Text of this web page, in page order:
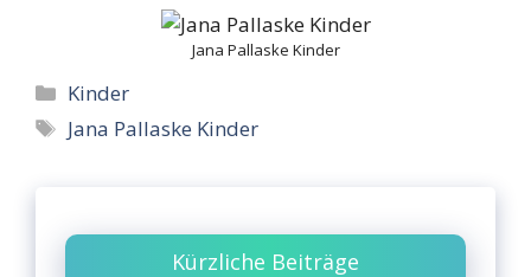
Jana Pallaske Kinder
Categories
Kinder
Tags
Jana Pallaske Kinder
Kürzliche Beiträge